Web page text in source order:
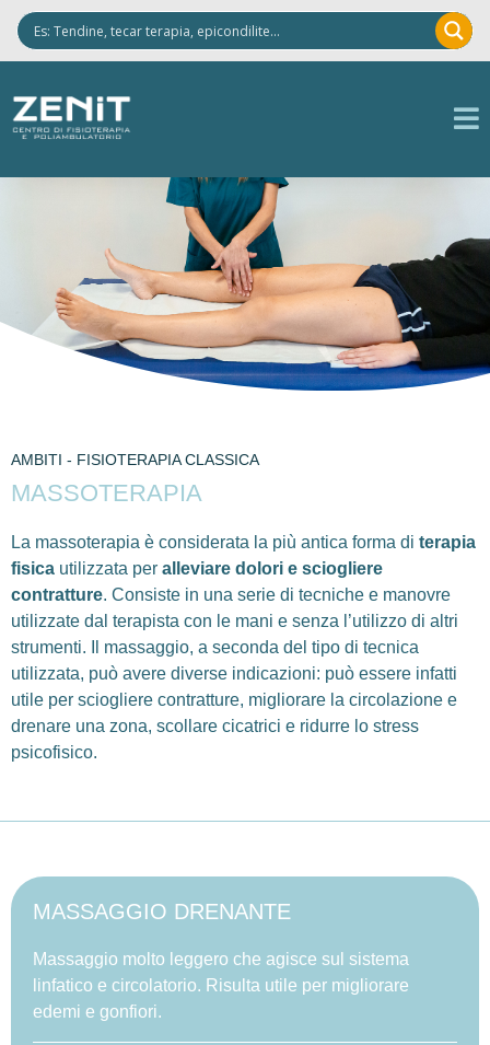
AMBITI - FISIOTERAPIA CLASSICA
MASSOTERAPIA
La massoterapia è considerata la più antica forma di terapia
fisica utilizzata per alleviare dolori e sciogliere
contratture. Consiste in una serie di tecniche e manovre
utilizzate dal terapista con le mani e senza l’utilizzo di altri
strumenti. Il massaggio, a seconda del tipo di tecnica
utilizzata, può avere diverse indicazioni: può essere infatti
utile per sciogliere contratture, migliorare la circolazione e
drenare una zona, scollare cicatrici e ridurre lo stress
psicofisico.
MASSAGGIO DRENANTE
Massaggio molto leggero che agisce sul sistema
linfatico e circolatorio. Risulta utile per migliorare
edemi e gonfiori.